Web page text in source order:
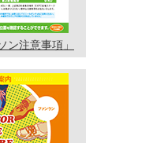
ン注意事項」